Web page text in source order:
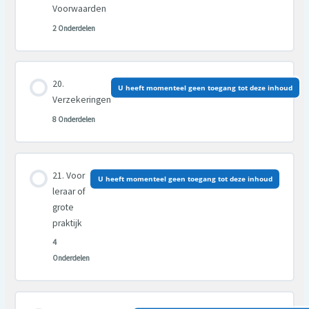
Voorwaarden
2 Onderdelen
0% VOLTOOID 0/2 Stappen
Verzekeringen
8 Onderdelen
U heeft momenteel geen toegang tot deze inhoud
0% VOLTOOID 0/8 Stappen
Voor
leraar of
grote
praktijk
4
Onderdelen
U heeft momenteel geen toegang tot deze inhoud